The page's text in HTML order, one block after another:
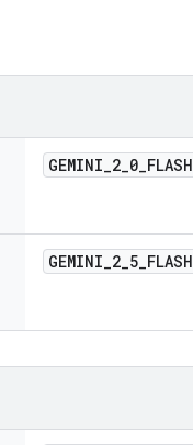
GEMINI_2_0_FLASH
GEMINI_2_5_FLASH